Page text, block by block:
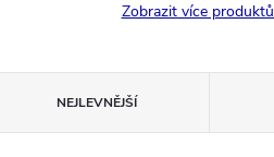
Zobrazit více produktů
NEJLEVNĚJŠÍ